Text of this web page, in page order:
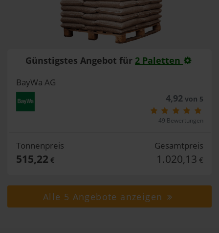
Günstigstes Angebot für 2 Paletten
BayWa AG
4,92von 5
49 Bewertungen
Tonnenpreis
515,22 €
Gesamtpreis
1.020,13 €
Alle 5 Angebote anzeigen